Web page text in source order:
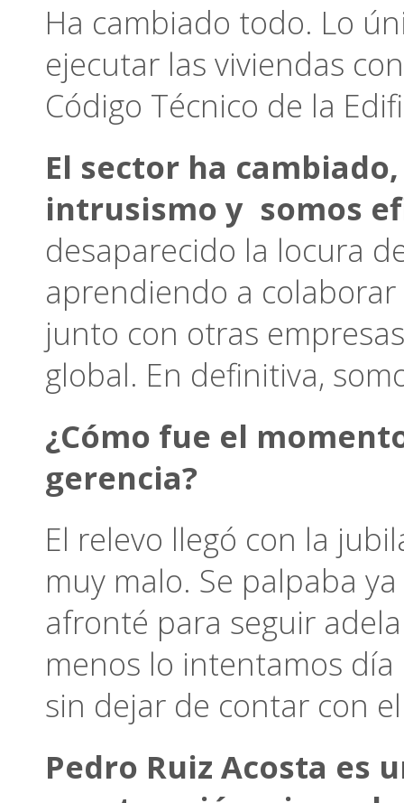
Ha cambiado todo. Lo
ejecutar las viviendas
Código Técnico de la
El sector ha
intrusismo y somos
desaparecido la locura
aprendiendo a
junto con otras
global. En definitiva,
¿Cómo fue el
gerencia?
El relevo llegó con la
muy malo. Se palpaba
afronté para seguir
menos lo intentamos
sin dejar de contar con
Pedro Ruiz Acosta es